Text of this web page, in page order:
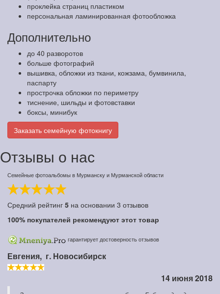
проклейка страниц пластиком
персональная ламинированная фотообложка
Дополнительно
до 40 разворотов
больше фотографий
вышивка, обложки из ткани, кожзама, бумвинила,
паспарту
прострочка обложки по периметру
тиснение, шильды и фотовставки
боксы, минибук
Заказать семейную фотокнигу
Отзывы о нас
Семейные фотоальбомы в Мурманску и Мурманской области
Средний рейтинг 5 на основании 3 отзывов
100% покупателей рекомендуют этот товар
гарантирует достоверность отзывов
Евгения, г. Новосибирск
14 июня 2018